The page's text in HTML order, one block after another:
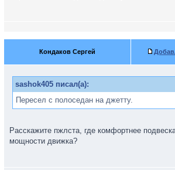
Кондаков Сергей
sashok405 писал(а):
Пересел с полоседан на джетту.
Расскажите пжлста, где комфортнее
мощности движка?